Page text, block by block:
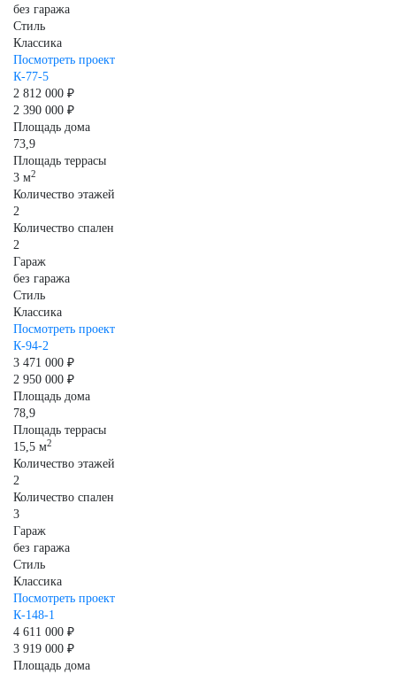
без гаража
Стиль
Классика
Посмотреть проект
К-77-5
2 812 000 ₽
2 390 000 ₽
Площадь дома
73,9
Площадь террасы
3 м2
Количество этажей
2
Количество спален
2
Гараж
без гаража
Стиль
Классика
Посмотреть проект
К-94-2
3 471 000 ₽
2 950 000 ₽
Площадь дома
78,9
Площадь террасы
15,5 м2
Количество этажей
2
Количество спален
3
Гараж
без гаража
Стиль
Классика
Посмотреть проект
К-148-1
4 611 000 ₽
3 919 000 ₽
Площадь дома